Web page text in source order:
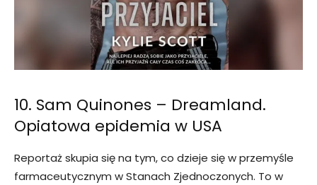
10. Sam Quinones – Dreamland.
Opiatowa epidemia w USA
Reportaż skupia się na tym, co dzieje się w przemyśle
farmaceutycznym w Stanach Zjednoczonych. To w